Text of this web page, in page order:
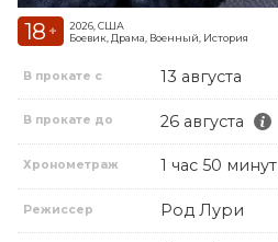
18 +
2026, США
Боевик, Драма, Военный, История
В прокате с 13 августа
В прокате до 26 августа
Хронометраж 1 час 50 минут
Режиссер Род Лури